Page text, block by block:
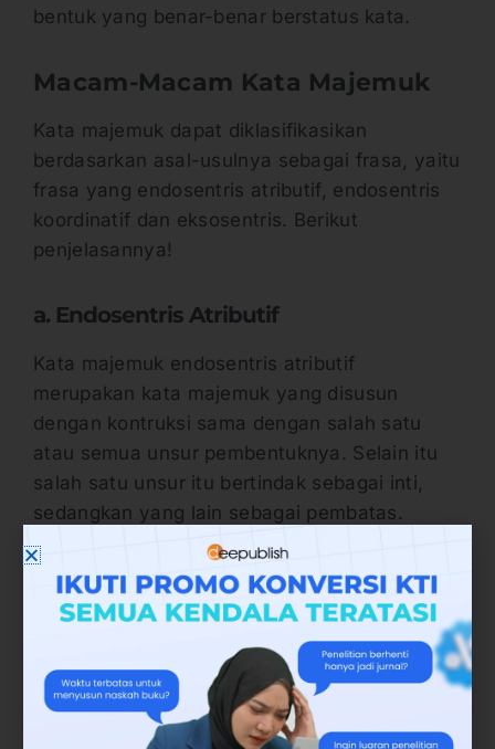
bentuk yang benar-benar berstatus kata.
Macam-Macam Kata Majemuk
Kata majemuk dapat diklasifikasikan
berdasarkan asal-usulnya sebagai frasa, yaitu
frasa yang endosentris atributif, endosentris
koordinatif dan eksosentris. Berikut
penjelasannya!
a. Endosentris Atributif
Kata majemuk endosentris atributif
merupakan kata majemuk yang disusun
dengan kontruksi sama dengan salah satu
atau semua unsur pembentuknya. Selain itu
salah satu unsur itu bertindak sebagai inti,
sedangkan yang lain sebagai pembatas.
Kata-kata yang termasuk endosentris atributif
adalah:
Kelompok endosentris atributif yang
pertama adalah kelompok kata majemuk
yang secara umum tidak diketahui atau
tidak dikenal lagi unsur formatifnya.